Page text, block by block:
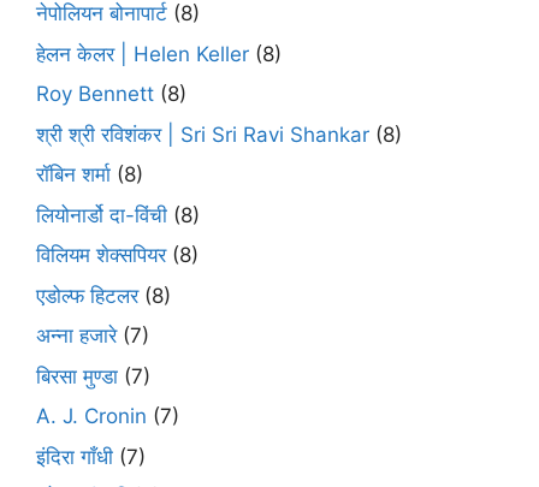
नेपोलियन बोनापार्ट (8)
हेलन केलर | Helen Keller (8)
Roy Bennett (8)
श्री श्री रविशंकर | Sri Sri Ravi Shankar (8)
रॉबिन शर्मा (8)
लियोनार्डो दा-विंची (8)
विलियम शेक्सपियर(8)
एडोल्फ हिटलर(8)
अन्ना हजारे(7)
बिरसा मुण्डा (7)
A. J. Cronin (7)
इंदिरा गाँधी (7)